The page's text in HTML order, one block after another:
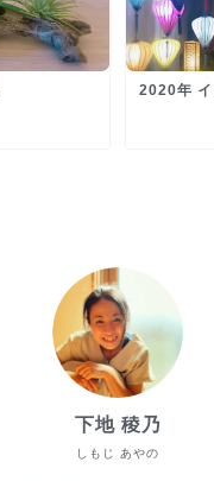
2020年 イ
しもじ あやの
下地 稜乃